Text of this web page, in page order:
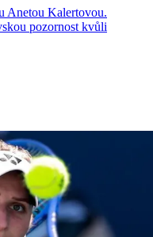
Anetou Kalertovou.
pozornost kvůli